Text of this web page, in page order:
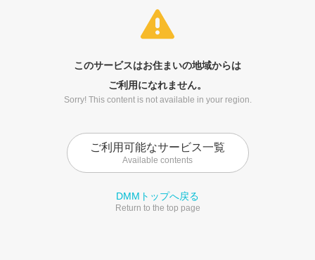
このサービスはお住まいの地域からは
ご利用になれません。
Sorry! This content is not available in your region.
ご利用可能なサービス一覧
Available contents
DMMトップへ戻る
Return to the top page